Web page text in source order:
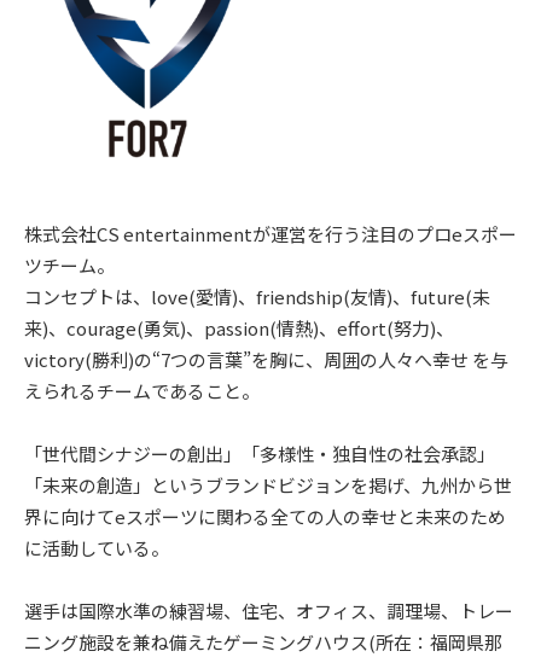
株式会社CS entertainmentが運営を行う注目のプロeスポー
ツチーム。
コンセプトは、love(愛情)、friendship(友情)、future(未
来)、courage(勇気)、passion(情熱)、effort(努⼒)、
victory(勝利)の“7つの⾔葉”を胸に、周囲の⼈々へ幸せ を与
えられるチームであること。
「世代間シナジーの創出」「多様性・独自性の社会承認」
「未来の創造」というブランドビジョンを掲げ、​九州から世
界に向けてeスポーツに関わる全ての人の幸せと未来のため
に活動している。
選手は国際⽔準の練習場、住宅、オフィス、調理場、トレー
ニング施設を兼ね備えたゲーミングハウス(所在：福岡県那